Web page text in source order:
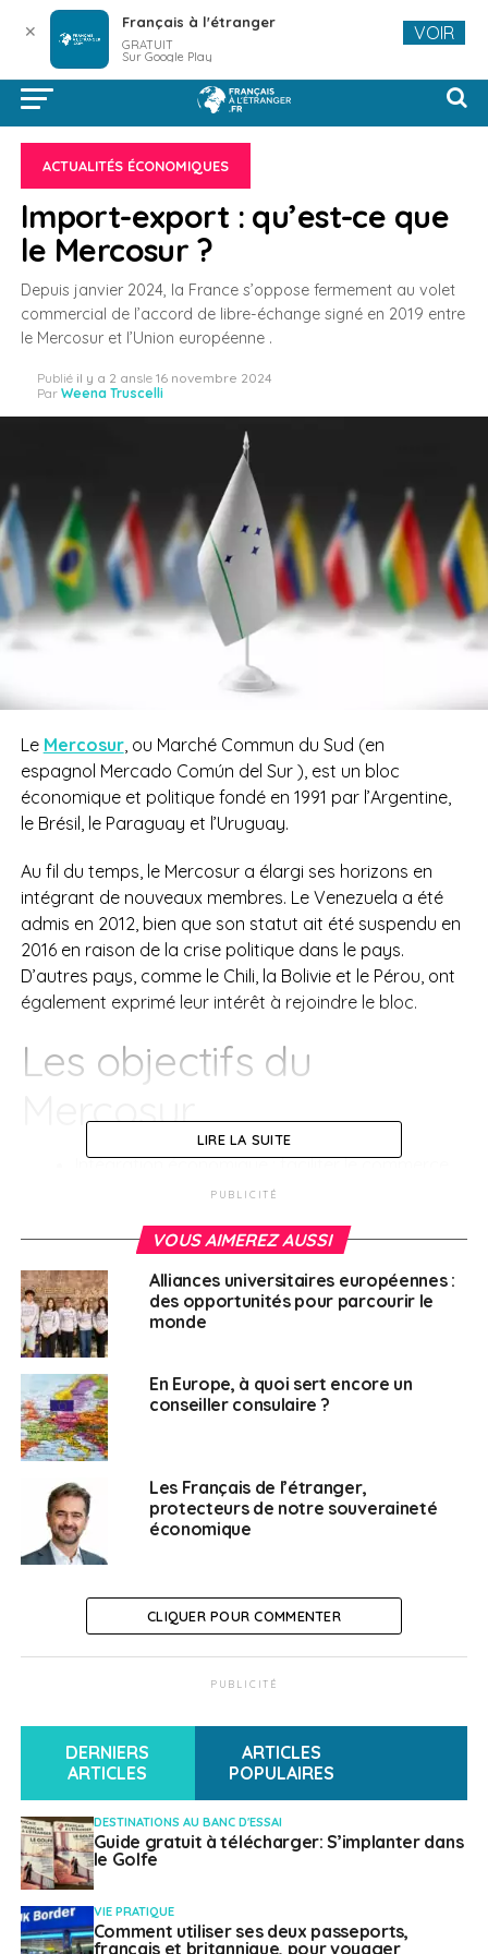
ACTUALITÉS ÉCONOMIQUES
Import-export : qu’est-ce que
le Mercosur ?
Depuis janvier 2024, la France s’oppose fermement au volet
commercial de l’accord de libre-échange signé en 2019 entre
le Mercosur et l’Union européenne .
Publié il y a 2 ansle 16 novembre 2024
Par Weena Truscelli
Le Mercosur, ou Marché Commun du Sud (en
espagnol Mercado Común del Sur ), est un bloc
économique et politique fondé en 1991 par l’Argentine,
le Brésil, le Paraguay et l’Uruguay.
Au fil du temps, le Mercosur a élargi ses horizons en
intégrant de nouveaux membres. Le Venezuela a été
admis en 2012, bien que son statut ait été suspendu en
2016 en raison de la crise politique dans le pays.
D’autres pays, comme le Chili, la Bolivie et le Pérou, ont
également exprimé leur intérêt à rejoindre le bloc.
Les objectifs du
Mercosur
Intégration économique : faciliter le commerce
entre les États membres en éliminant les
politiques économiques.
Développement social : promouvoir le
développement durable et réduire les inégalités
économiques et sociales dans la région.
Coopération politique : renforcer les liens
politiques et culturels entre les pays membres,
en favorisant le dialogue et la coopération sur
des questions d’intérêt commun.
Négociations commerciales : représenter les
intérêts des membres dans les négociations
commerciales internationales, notamment avec
d’autres blocs économiques comme l’Union
Union européenne et
En juin 2019, après plus de 20 ans de négociation,
l’Union européenne et le
Mercosuront signé un
de libre-échange, qui fait partie d’un accord
d’association plus large, prévoyant un dialogue
politique et la coopération entre les deux régions, et qui
a pour objectif :
d’encourager et accroître les relations
LIRE LA SUITE
PUBLICITÉ
VOUS AIMEREZ AUSSI
Alliances universitaires européennes :
des opportunités pour parcourir le
monde
En Europe, à quoi sert encore un
conseiller consulaire ?
Les Français de l’étranger,
protecteurs de notre souveraineté
économique
CLIQUER POUR COMMENTER
PUBLICITÉ
DERNIERS
ARTICLES
ARTICLES
POPULAIRES
DESTINATIONS AU BANC D'ESSAI
Guide gratuit à télécharger: S’implanter dans
le Golfe
VIE PRATIQUE
Comment utiliser ses deux passeports,
français et britannique, pour voyager
✕ Français à l'étranger
GRATUIT
Sur Google Play
VOIR